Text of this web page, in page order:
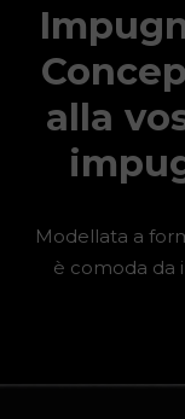
alla
Modellata a
è comoda da